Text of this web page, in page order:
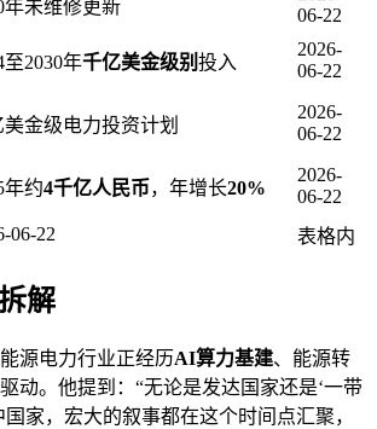
年未维修更新
06-22
至2030年千亿美金级别 投入
2026-
06-22
美金级电力投资计划
2026-
06-22
年约4千亿人民币，年增长20%
2026-
06-22
06-22 表格内
解
源电力行业正经历AI算力基建、能源转
动。他提到：“无论是发达国家还是‘一带
家，宏大的叙事都在这个时间点汇聚，